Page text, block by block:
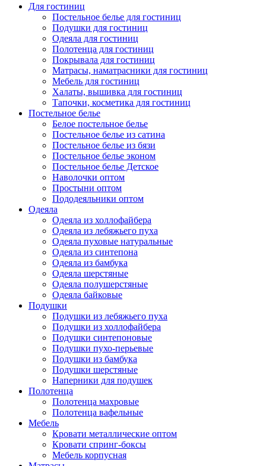
Для гостиниц
Постельное белье для гостиниц
Подушки для гостиниц
Одеяла для гостиниц
Полотенца для гостиниц
Покрывала для гостиниц
Матрасы, наматрасники для гостиниц
Мебель для гостиниц
Халаты, вышивка для гостиниц
Тапочки, косметика для гостиниц
Постельное белье
Белое постельное белье
Постельное белье из сатина
Постельное белье из бязи
Постельное белье эконом
Постельное белье Детское
Наволочки оптом
Простыни оптом
Пододеяльники оптом
Одеяла
Одеяла из холлофайбера
Одеяла из лебяжьего пуха
Одеяла пуховые натуральные
Одеяла из синтепона
Одеяла из бамбука
Одеяла шерстяные
Одеяла полушерстяные
Одеяла байковые
Подушки
Подушки из лебяжьего пуха
Подушки из холлофайбера
Подушки синтепоновые
Подушки пухо-перьевые
Подушки из бамбука
Подушки шерстяные
Наперники для подушек
Полотенца
Полотенца махровые
Полотенца вафельные
Мебель
Кровати металлические оптом
Кровати спринг-боксы
Мебель корпусная